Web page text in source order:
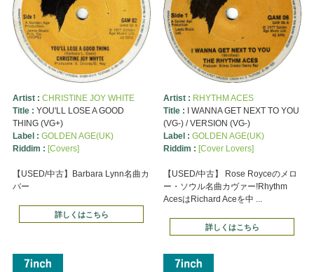
Artist : CHRISTINE JOY WHITE
Title : YOU'LL LOSE A GOOD
THING (VG+)
Label : GOLDEN AGE(UK)
Riddim : [Covers]
【USED/中古】Barbara Lynn名曲カ
バー
詳しくはこちら
Artist : RHYTHM ACES
Title : I WANNA GET NEXT TO YOU
(VG-) / VERSION (VG-)
Label : GOLDEN AGE(UK)
Riddim : [Cover Lovers]
【USED/中古】 Rose Royceのメロ
ー・ソウル名曲カヴァー!Rhythm
AcesはRichard Aceを中 ...
詳しくはこちら